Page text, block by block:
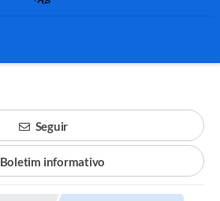
Seguir
Boletim informativo